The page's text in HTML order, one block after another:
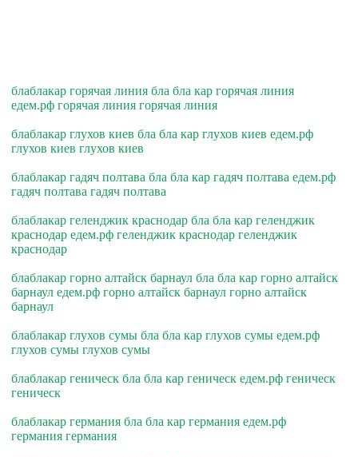
блаблакар горячая линия бла бла кар горячая линия
едем.рф горячая линия горячая линия
блаблакар глухов киев бла бла кар глухов киев едем.рф
глухов киев глухов киев
блаблакар гадяч полтава бла бла кар гадяч полтава едем.рф
гадяч полтава гадяч полтава
блаблакар геленджик краснодар бла бла кар геленджик
краснодар едем.рф геленджик краснодар геленджик
краснодар
блаблакар горно алтайск барнаул бла бла кар горно алтайск
барнаул едем.рф горно алтайск барнаул горно алтайск
барнаул
блаблакар глухов сумы бла бла кар глухов сумы едем.рф
глухов сумы глухов сумы
блаблакар геническ бла бла кар геническ едем.рф геническ
геническ
блаблакар германия бла бла кар германия едем.рф
германия германия